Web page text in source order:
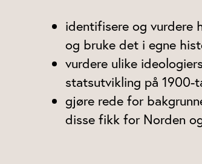
identifisere og vurdere
og bruke det i egne
vurdere ulike
statsutvikling på 1900-
gjøre rede for
disse fikk for Norden